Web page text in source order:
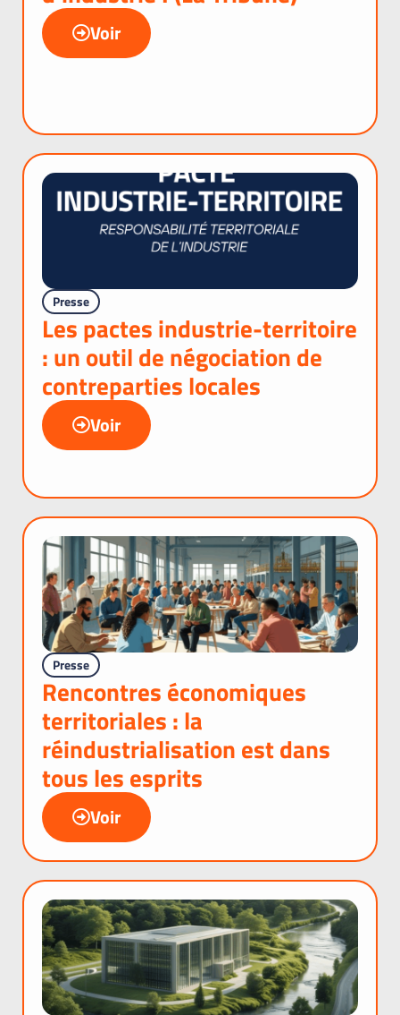
Voir
Presse
Les pactes industrie-territoire
: un outil de négociation de
contreparties locales
Voir
Presse
Rencontres économiques
territoriales : la
réindustrialisation est dans
tous les esprits
Voir